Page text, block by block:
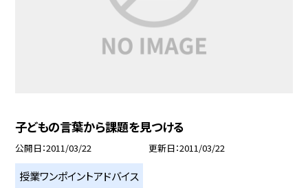
子どもの言葉から課題を見つける
公開日 2011/03/22 更新日 2011/03/22
授業ワンポイントアドバイス